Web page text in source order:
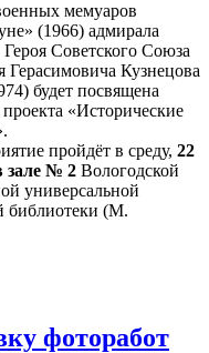
мемуаров
(1966) адмирала
Советского Союза
Герасимовича Кузнецова
будет посвящена
проекта «Исторические
пройдёт в среду, 22
зале № 2 Вологодской
универсальной
библиотеки (М.
фоторабот